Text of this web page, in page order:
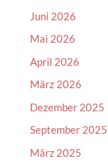
Juni 2026
Mai 2026
April 2026
März 2026
Dezember 2025
September 2025
März 2025